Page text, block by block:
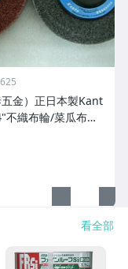
金）正日本製Kant
不織布輪/菜瓜布輪/
耐用3~5倍/清倉大
看全部